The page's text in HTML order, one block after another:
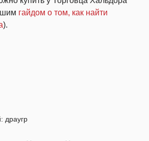
гайдом о том, как найти
).
драугр